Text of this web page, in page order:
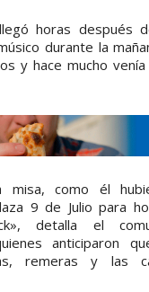
horas después
durante la
y hace mucho
misa, como él
9 de Julio para
detalla el
anticiparon
remeras y las